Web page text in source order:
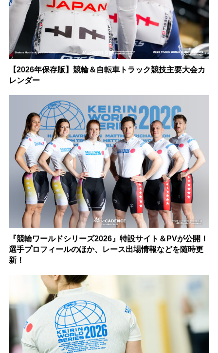
【2026年保存版】競輪＆自転車トラック競技主要大会カ
レンダー
『競輪ワールドシリーズ2026』特設サイト＆PVが公開！
選手プロフィールのほか、レース出場情報などを随時更
新！